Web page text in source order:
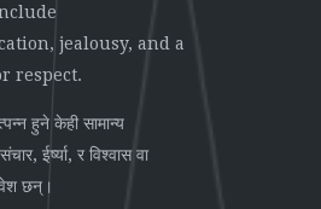
jealousy, and a
respect.
हुने केही सामान्य
ईर्ष्या, र विश्वास वा
छन्।